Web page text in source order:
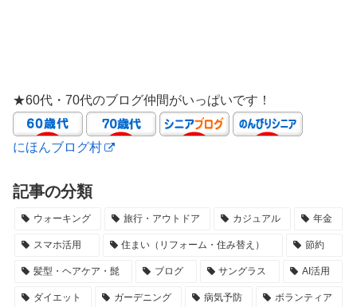
★60代・70代のブログ仲間がいっぱいです！
にほんブログ村
記事の分類
ウォーキング 旅行・アウトドア カジュアル 年金
スマホ活用 住まい（リフォーム・住み替え） 節約
髪型・ヘアケア・髭 ブログ サングラス AI活用
ダイエット ガーデニング 病気予防 ボランティア